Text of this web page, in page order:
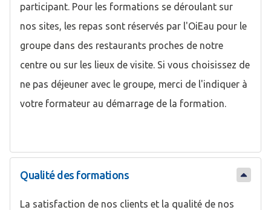
participant. Pour les formations se déroulant sur
nos sites, les repas sont réservés par l'OiEau pour le
groupe dans des restaurants proches de notre
centre ou sur les lieux de visite. Si vous choisissez de
ne pas déjeuner avec le groupe, merci de l'indiquer à
votre formateur au démarrage de la formation.
Qualité des formations
La satisfaction de nos clients et la qualité de nos